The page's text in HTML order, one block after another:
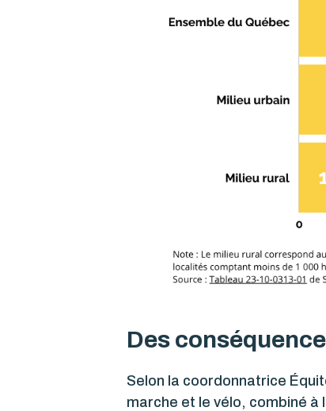
Des
Selon la coordonnatrice
marche et le vélo, combiné à